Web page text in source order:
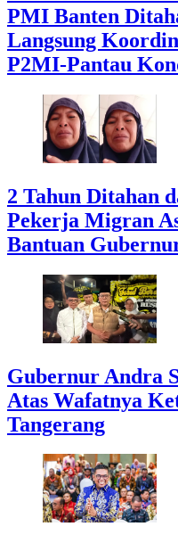
PMI Banten
Langsung
P2MI-Pantau
2 Tahun Ditahan
Pekerja Migran
Bantuan
Gubernur Andra
Atas Wafatnya
Tangerang